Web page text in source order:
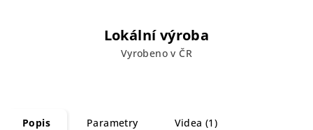
Lokální výroba
Vyrobeno v ČR
Popis Parametry Videa (1)